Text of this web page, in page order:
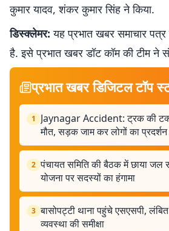
कुमार यादव, शंकर कुमार सिंह ने किया.
डिस्क्लेमर: यह प्रभात खबर समाचार
है. इसे प्रभात खबर डॉट कॉम की टीम ने
प्रभात खबर डिजिटल टॉप
1
Jaynagar Accident: ट्रक की
मौत, सड़क जाम कर लोगों का प्रदर्शन
2 पंचायत समिति की बैठक में छाया
योजना पर सदस्यों का हंगामा
3 बासोपट्टी थाना पहुंचे एसएसपी,
व्यवस्था की समीक्षा